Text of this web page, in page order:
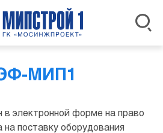
МИП1
электронной форме на право
на поставку оборудования